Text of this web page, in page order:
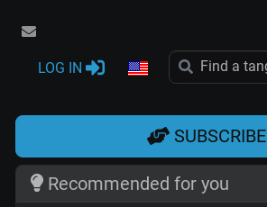
LOG IN
SUBSCRIBE
Recommended for you